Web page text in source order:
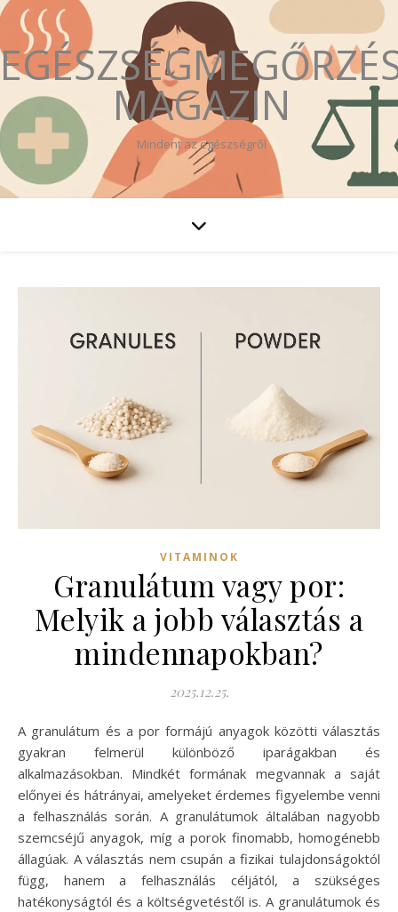
MAGAZIN
Mindent az egészségről
VITAMINOK
Granulátum vagy por:
Melyik a jobb választás a
mindennapokban?
2025.12.25.
A granulátum és a por formájú anyagok közötti választás
gyakran felmerül különböző iparágakban és
alkalmazásokban. Mindkét formának megvannak a saját
előnyei és hátrányai, amelyeket érdemes figyelembe venni
a felhasználás során. A granulátumok általában nagyobb
szemcséjű anyagok, míg a porok finomabb, homogénebb
állagúak. A választás nem csupán a fizikai tulajdonságoktól
függ, hanem a felhasználás céljától, a szükséges
hatékonyságtól és a költségvetéstől is. A granulátumok és